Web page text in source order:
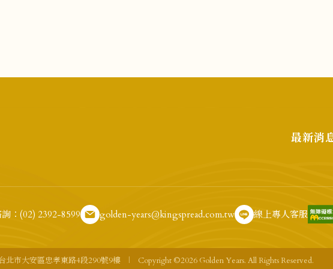
最新消
：(02) 2392-8599 golden-years@kingspread.com.tw 線上專人客服
北市大安區忠孝東路4段290號9樓 | Copyright ©2026 Golden Years. All Rights Reserved.